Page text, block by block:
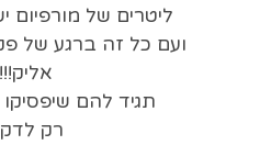
ליטרים של מורפיום
ועם כל זה ברגע של
אליק!!!
תגיד להם
רק